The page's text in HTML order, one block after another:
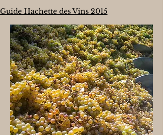
Guide Hachette des Vins 2015